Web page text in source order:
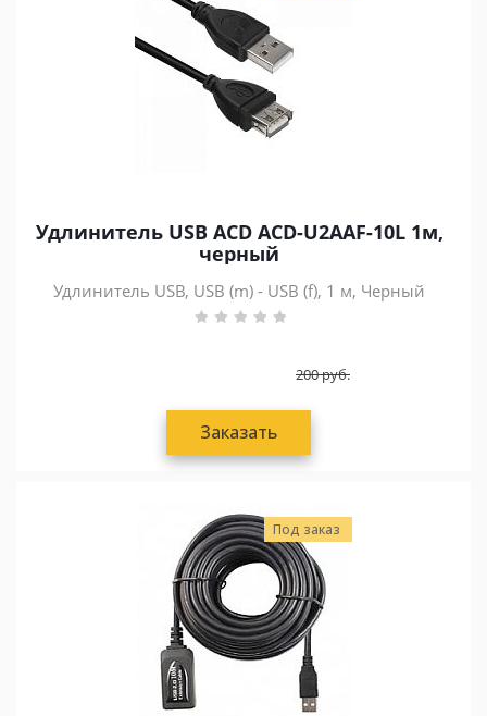
Удлинитель USB ACD ACD-U2AAF-10L 1м,
черный
Удлинитель USB, USB (m) - USB (f), 1 м, Черный
200руб.
Заказать
Под заказ